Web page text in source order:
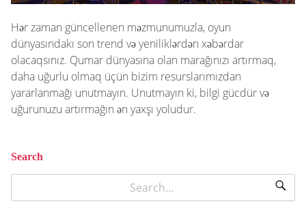
Hər zaman güncellenen məzmunumuzla, oyun
dünyasındakı son trend və yeniliklərdən xəbərdar
olacaqsınız. Qumar dünyasına olan marağınızı artırmaq,
daha uğurlu olmaq üçün bizim resurslarımızdan
yararlanmağı unutmayın. Unutmayın ki, bilgi gücdür və
uğurunuzu artırmağın ən yaxşı yoludur.
Search